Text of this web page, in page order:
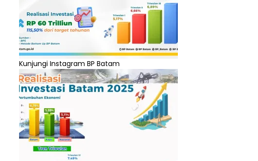
Kunjungi Instagram BP Batam